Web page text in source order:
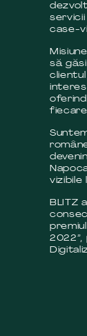
servicii
case-
să
vizibile
BLITZ
2022”,